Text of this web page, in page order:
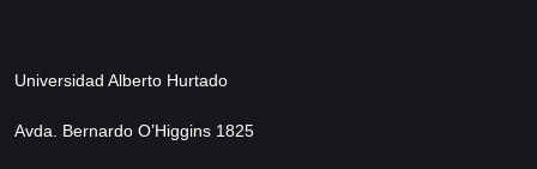
Universidad Alberto Hurtado
Avda. Bernardo O’Higgins 1825